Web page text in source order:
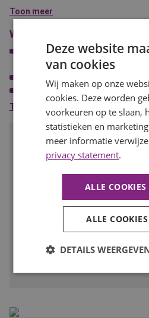
Ervaring met AutoCAD en/of
Je werkt gestructureerd en bent
Je bent proactief, zelfstandig en
Toon meer
Wat wij bieden
Een afwisselende functie binnen
professionele werkomgeving
Auto, laptop en telefoon van de
20 vakantiedagen en 12 ATV-
Ruimte voor persoonlijke
Toon meer
Spreekt deze baan je
Solliciteer dan snel op deze
Facebook
Deze website
van cookies
Wij maken op onze
cookies. Deze worden
voorkeuren op te slaan,
statistieken en
meer informatie
privacy statement.
ALLE
ALLE
DETAILS